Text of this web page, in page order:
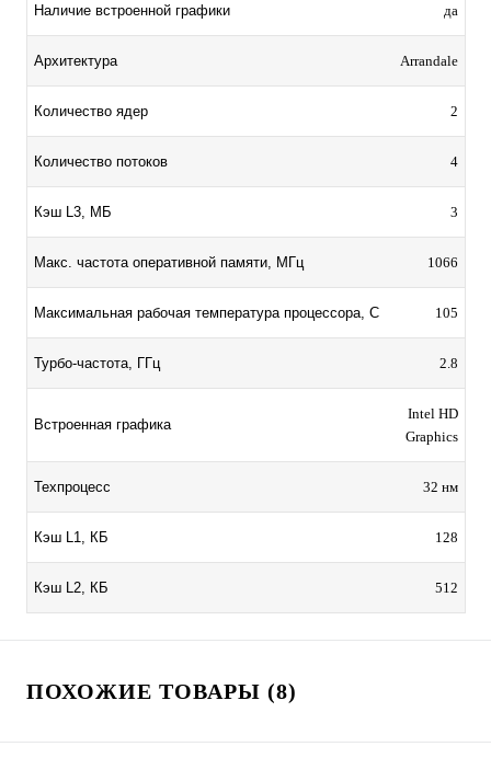
Наличие встроенной графики да
Архитектура Arrandale
Количество ядер 2
Количество потоков 4
Кэш L3, МБ 3
Макс. частота оперативной памяти, МГц 1066
Максимальная рабочая температура процессора, C 105
Турбо-частота, ГГц 2.8
Встроенная графика
Intel HD
Graphics
Техпроцесс 32 нм
Кэш L1, КБ 128
Кэш L2, КБ 512
ПОХОЖИЕ ТОВАРЫ (8)